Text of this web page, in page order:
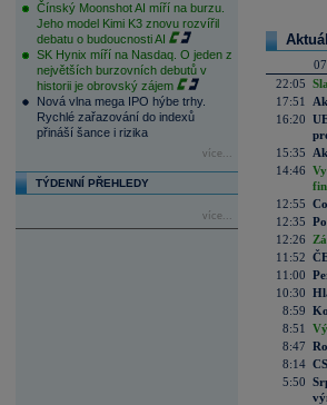
Čínský Moonshot AI míří na burzu.
Jeho model Kimi K3 znovu rozvířil
debatu o budoucnosti AI
SK Hynix míří na Nasdaq. O jeden z
největších burzovních debutů v
historii je obrovský zájem
Nová vlna mega IPO hýbe trhy.
Rychlé zařazování do indexů
přináší šance i rizika
více...
TÝDENNÍ PŘEHLEDY
více...
22:05
17:51
16:20
15:35
14:46
12:55
12:35
12:26
11:52
11:00
10:30
8:59
8:51
8:47
8:14
5:50